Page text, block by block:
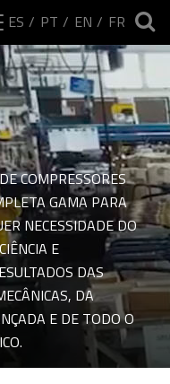
ES PT EN FR
COMPRESSORES
GAMA PARA
NECESSIDADE DO
E
DAS
DA
E DE TODO O